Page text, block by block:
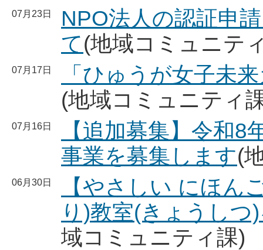
07月23日
NPO法人の認証申
て(地域コミュニテ
07月17日
「ひゅうが女子未
(地域コミュニティ
07月16日
【追加募集】令和
事業を募集します(
06月30日
【やさしい にほん
り)教室(きょうし
域コミュニティ課)